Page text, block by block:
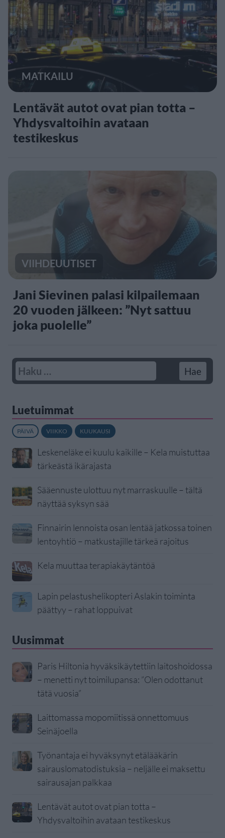
MATKAILU
Lentävät autot ovat pian totta –
Yhdysvaltoihin avataan
testikeskus
VIIHDEUUTISET
Jani Sievinen palasi kilpailemaan
20 vuoden jälkeen: ”Nyt sattuu
joka puolelle”
Luetuimmat
PÄIVÄ VIIKKO KUUKAUSI
Leskeneläke ei kuulu kaikille – Kela muistuttaa
tärkeästä ikärajasta
Sääennuste ulottuu nyt marraskuulle – tältä
näyttää syksyn sää
Finnairin lennoista osan lentää jatkossa toinen
lentoyhtiö – matkustajille tärkeä rajoitus
Kela muuttaa terapiakäytäntöä
Lapin pelastushelikopteri Aslakin toiminta
päättyy – rahat loppuivat
Uusimmat
Paris Hiltonia hyväksikäytettiin laitoshoidossa
– menetti nyt toimilupansa: ”Olen odottanut
tätä vuosia”
Laittomassa mopomiitissä onnettomuus
Seinäjoella
Työnantaja ei hyväksynyt etälääkärin
sairauslomatodistuksia – neljälle ei maksettu
sairausajan palkkaa
Lentävät autot ovat pian totta –
Yhdysvaltoihin avataan testikeskus